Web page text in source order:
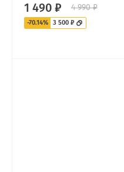
1 490 ₽ 4 990 ₽
-70.14% 3 500 ₽